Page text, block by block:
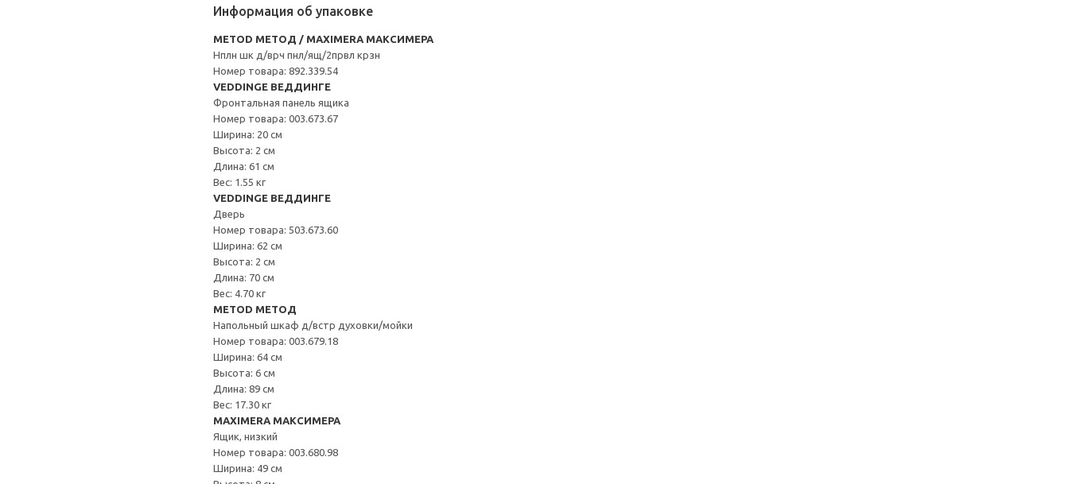
Информация об упаковке
METOD МЕТОД / MAXIMERA МАКСИМЕРА
Нплн шк д/врч пнл/ящ/2првл крзн
Номер товара: 892.339.54
VEDDINGE ВЕДДИНГЕ
Фронтальная панель ящика
Номер товара: 003.673.67
Ширина: 20 см
Высота: 2 см
Длина: 61 см
Вес: 1.55 кг
VEDDINGE ВЕДДИНГЕ
Дверь
Номер товара: 503.673.60
Ширина: 62 см
Высота: 2 см
Длина: 70 см
Вес: 4.70 кг
METOD МЕТОД
Напольный шкаф д/встр духовки/мойки
Номер товара: 003.679.18
Ширина: 64 см
Высота: 6 см
Длина: 89 см
Вес: 17.30 кг
MAXIMERA МАКСИМЕРА
Ящик, низкий
Номер товара: 003.680.98
Ширина: 49 см